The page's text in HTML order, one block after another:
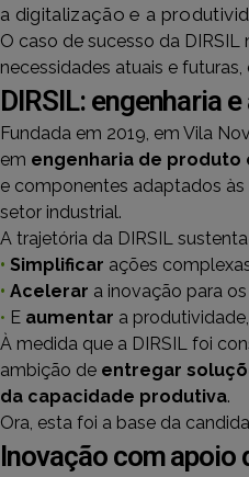
a digitalização e a
O caso de sucesso da
necessidades atuais e futuras,
DIRSIL: engenharia
Fundada em 2019, em Vila
em engenharia de produto
e componentes adaptados
setor industrial.
A trajetória da DIRSIL
• Simplificar ações
• Acelerar a inovação para
• E aumentar a
À medida que a DIRSIL foi
ambição de entregar
da capacidade produtiva.
Ora, esta foi a base da
Inovação com